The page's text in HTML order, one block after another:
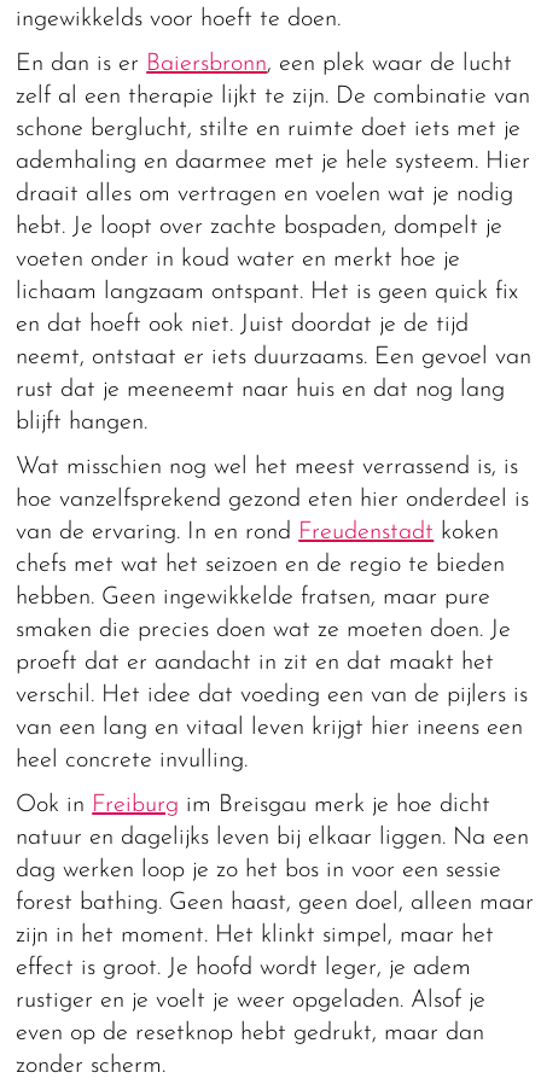
ingewikkelds voor hoeft te doen.
En dan is er Baiersbronn, een plek waar de lucht
zelf al een therapie lijkt te zijn. De combinatie van
schone berglucht, stilte en ruimte doet iets met je
ademhaling en daarmee met je hele systeem. Hier
draait alles om vertragen en voelen wat je nodig
hebt. Je loopt over zachte bospaden, dompelt je
voeten onder in koud water en merkt hoe je
lichaam langzaam ontspant. Het is geen quick fix
en dat hoeft ook niet. Juist doordat je de tijd
neemt, ontstaat er iets duurzaams. Een gevoel van
rust dat je meeneemt naar huis en dat nog lang
blijft hangen.
Wat misschien nog wel het meest verrassend is, is
hoe vanzelfsprekend gezond eten hier onderdeel is
van de ervaring. In en rond Freudenstadt koken
chefs met wat het seizoen en de regio te bieden
hebben. Geen ingewikkelde fratsen, maar pure
smaken die precies doen wat ze moeten doen. Je
proeft dat er aandacht in zit en dat maakt het
verschil. Het idee dat voeding een van de pijlers is
van een lang en vitaal leven krijgt hier ineens een
heel concrete invulling.
Ook in Freiburg im Breisgau merk je hoe dicht
natuur en dagelijks leven bij elkaar liggen. Na een
dag werken loop je zo het bos in voor een sessie
forest bathing. Geen haast, geen doel, alleen maar
zijn in het moment. Het klinkt simpel, maar het
effect is groot. Je hoofd wordt leger, je adem
rustiger en je voelt je weer opgeladen. Alsof je
even op de resetknop hebt gedrukt, maar dan
zonder scherm.